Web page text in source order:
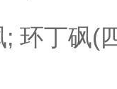
; 环丁砜(